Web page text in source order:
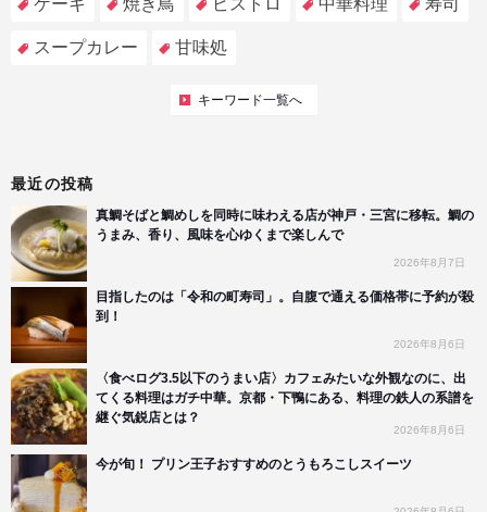
スープカレー 甘味処
キーワード一覧へ
最近の投稿
真鯛そばと鯛めしを同時に味わえる店が神戸・三宮に移転。鯛の
うまみ、香り、風味を心ゆくまで楽しんで
2026年8月7日
目指したのは「令和の町寿司」。自腹で通える価格帯に予約が殺
到！
2026年8月6日
〈食べログ3.5以下のうまい店〉カフェみたいな外観なのに、出
てくる料理はガチ中華。京都・下鴨にある、料理の鉄人の系譜を
継ぐ気鋭店とは？
2026年8月6日
今が旬！ プリン王子おすすめのとうもろこしスイーツ